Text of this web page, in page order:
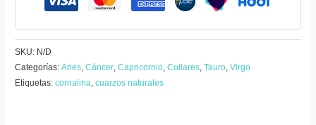
SKU: N/D
Categorías:Aries ,Cáncer ,Capricornio ,Collares ,Tauro ,Virgo
Etiquetas:cornalina ,cuarzos naturales